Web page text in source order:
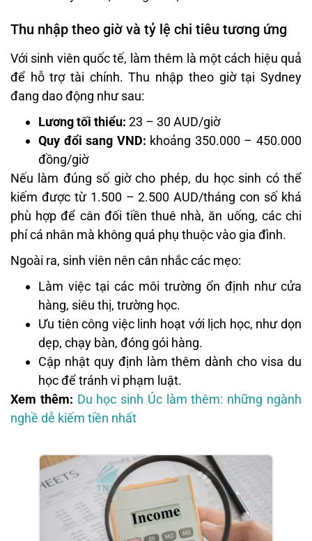
Thu nhập theo giờ và tỷ lệ chi tiêu tương ứng
Với sinh viên quốc tế, làm thêm là một cách hiệu quả
để hỗ trợ tài chính. Thu nhập theo giờ tại Sydney
đang dao động như sau:
Lương tối thiểu: 23 – 30 AUD/giờ
Quy đổi sang VND: khoảng 350.000 – 450.000
đồng/giờ
Nếu làm đúng số giờ cho phép, du học sinh có thể
kiếm được từ 1.500 – 2.500 AUD/tháng con số khá
phù hợp để cân đối tiền thuê nhà, ăn uống, các chi
phí cá nhân mà không quá phụ thuộc vào gia đình.
Ngoài ra, sinh viên nên cân nhắc các mẹo:
Làm việc tại các môi trường ổn định như cửa
hàng, siêu thị, trường học.
Ưu tiên công việc linh hoạt với lịch học, như dọn
dẹp, chạy bàn, đóng gói hàng.
Cập nhật quy định làm thêm dành cho visa du
học để tránh vi phạm luật.
Xem thêm: Du học sinh Úc làm thêm: những ngành
nghề dễ kiếm tiền nhất